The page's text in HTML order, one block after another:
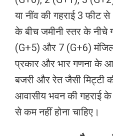
या नींव की गहराई 3 फीट
के बीच जमीनी स्तर के नीचे
(G+5) और 7 (G+6)
प्रकार और भार गणना के
बजरी और रेत जैसी मिट्टी
आवासीय भवन की गहराई के
से कम नहीं होना चाहिए।